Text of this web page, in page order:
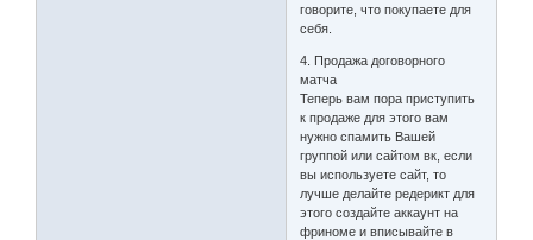
говорите, что покупаете для
себя.
4. Продажа договорного
матча
Теперь вам пора приступить
к продаже для этого вам
нужно спамить Вашей
группой или сайтом вк, если
вы используете сайт, то
лучше делайте редерикт для
этого создайте аккаунт на
фриноме и вписывайте в